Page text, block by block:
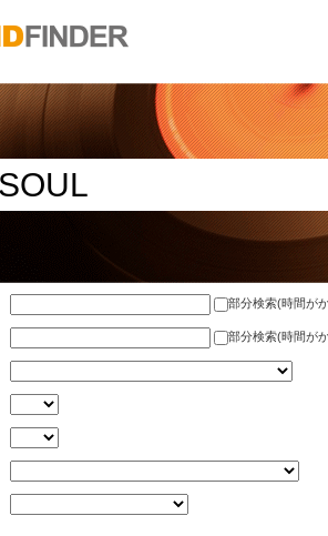
部分検索(時間が
部分検索(時間が